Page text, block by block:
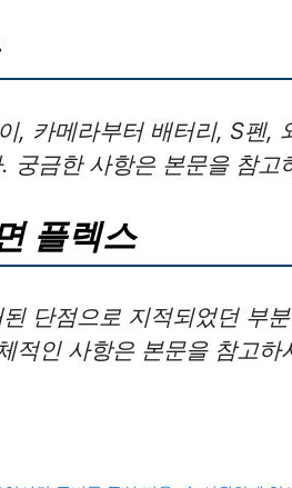
, 카메라부터 배터리, S펜,
궁금한 사항은 본문을 참고
플렉스
단점으로 지적되었던 부
적인 사항은 본문을 참고하